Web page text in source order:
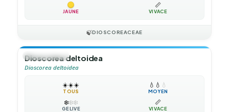
JAUNE
📏
VIVACE
🍃DIOSCOREACEAE
🍃GRIMPANTE
Dioscorea deltoidea
Dioscorea deltoidea
☀️☀️☀️
TOUS
💧 💧 💧
MOYEN
❄️❄️❄️
GÉLIVE
📏
VIVACE